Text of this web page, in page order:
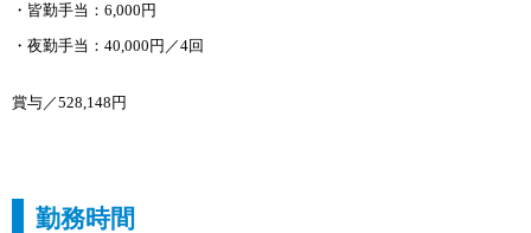
・皆勤手当：6,000円
・夜勤手当：40,000円／4回
賞与／528,148円
勤務時間